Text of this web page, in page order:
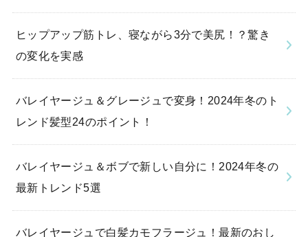
ヒップアップ筋トレ、寝ながら3分で美尻！？驚き
の変化を実感
バレイヤージュ＆グレージュで変身！2024年冬のト
レンド髪型24のポイント！
バレイヤージュ＆ボブで新しい自分に！2024年冬の
最新トレンド5選
バレイヤージュで白髪カモフラージュ！最新のおし